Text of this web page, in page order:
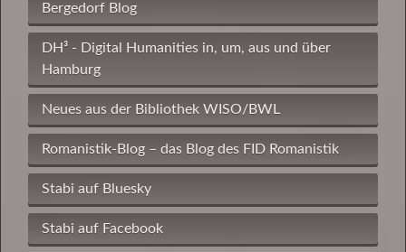
Bergedorf Blog
DH³ - Digital Humanities in, um, aus und über
Hamburg
Neues aus der Bibliothek WISO/BWL
Romanistik-Blog – das Blog des FID Romanistik
Stabi auf Bluesky
Stabi auf Facebook